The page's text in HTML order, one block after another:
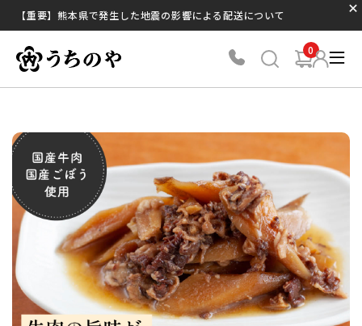
【重要】熊本県で発生した地震の影響による配送について
0